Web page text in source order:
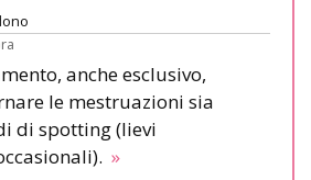
anche esclusivo,
le mestruazioni sia
di spotting (lievi
»